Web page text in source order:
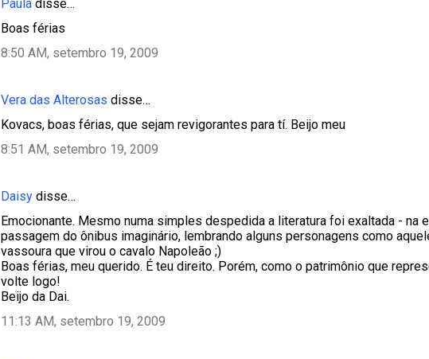
Paula disse…
Boas férias
8:50 AM, setembro 19, 2009
Vera das Alterosas disse…
Kovacs, boas férias, que sejam revigorantes para tí. Beijo meu
8:51 AM, setembro 19, 2009
Daisy disse…
Emocionante. Mesmo numa simples despedida a literatura foi exaltada - na
passagem do ônibus imaginário, lembrando alguns personagens como
vassoura que virou o cavalo Napoleão ;)
Boas férias, meu querido. É teu direito. Porém, como o patrimônio que
volte logo!
Beijo da Dai.
11:13 AM, setembro 19, 2009